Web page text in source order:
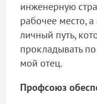
инженерную
рабочее место,
личный путь,
прокладывать
мой отец.
Профсоюз